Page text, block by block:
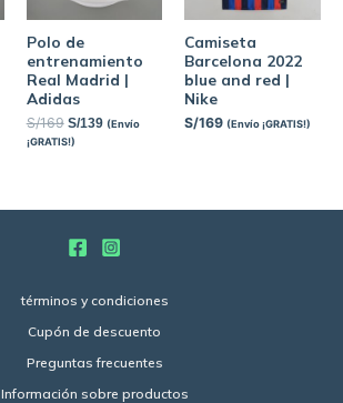
Polo de
entrenamiento
Real Madrid |
Adidas
S/169 S/139 (Envío
¡GRATIS!)
Camiseta
Barcelona 2022
blue and red |
Nike
S/169 (Envío ¡GRATIS!)
términos y condiciones
Cupón de descuento
Preguntas frecuentes
Información sobre productos